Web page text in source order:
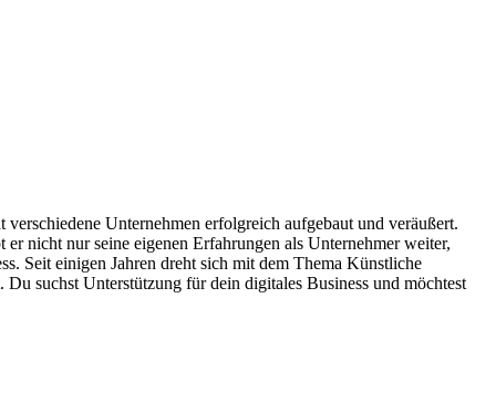
Unternehmen erfolgreich aufgebaut und veräußert.
nicht nur seine eigenen Erfahrungen als Unternehmer weiter,
Seit einigen Jahren dreht sich mit dem Thema Künstliche
suchst Unterstützung für dein digitales Business und möchtest